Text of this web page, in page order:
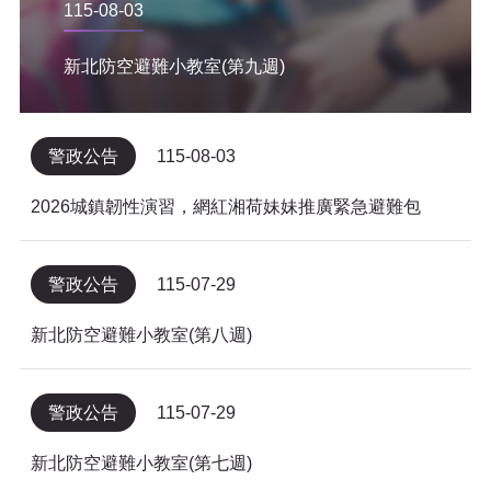
115-08-03
新北防空避難小教室(第九週)
警政公告 115-08-03
2026城鎮韌性演習，網紅湘荷妹妹推廣緊急避難包
警政公告 115-07-29
新北防空避難小教室(第八週)
警政公告 115-07-29
新北防空避難小教室(第七週)